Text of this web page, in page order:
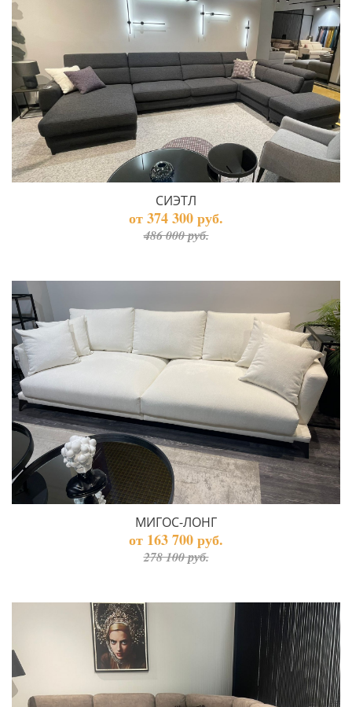
СИЭТЛ
от 374 300 руб.
486 000 руб.
МИГОС-ЛОНГ
от 163 700 руб.
278 100 руб.